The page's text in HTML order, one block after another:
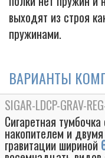
выходят из строя
пружинами.
ВАРИАНТЫ
SIGAR-LDCP-GRAV-
Сигаретная
накопителем и
гравитации шириной